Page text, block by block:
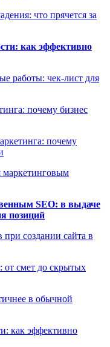
что прячется за
как эффективно
работы: чек-лист для
почему бизнес
почему
маркетинговым
SEO: в выдаче
позиций
создании сайта в
от смет до скрытых
в обычной
как эффективно